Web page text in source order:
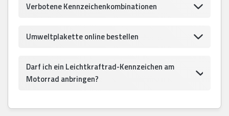
Verbotene Kennzeichenkombinationen
Umweltplakette online bestellen
Darf ich ein Leichtkraftrad-Kennzeichen am
Motorrad anbringen?